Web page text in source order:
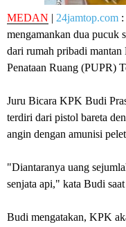
MEDAN | 24jamtop.com
mengamankan dua pucuk
dari rumah pribadi
Penataan Ruang (PUPR)
Juru Bicara KPK Budi
terdiri dari pistol bareta
angin dengan amunisi
"Diantaranya uang
senjata api," kata Budi
Budi mengatakan, KPK